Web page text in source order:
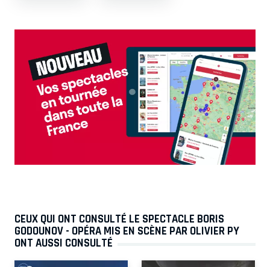
CEUX QUI ONT CONSULTÉ LE SPECTACLE BORIS
GODOUNOV - OPÉRA MIS EN SCÈNE PAR OLIVIER PY
ONT AUSSI CONSULTÉ